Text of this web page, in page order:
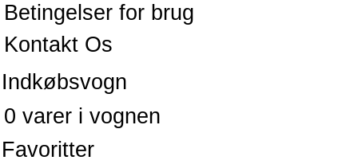
Betingelser for brug
Kontakt Os
Indkøbsvogn
0 varer i vognen
Favoritter